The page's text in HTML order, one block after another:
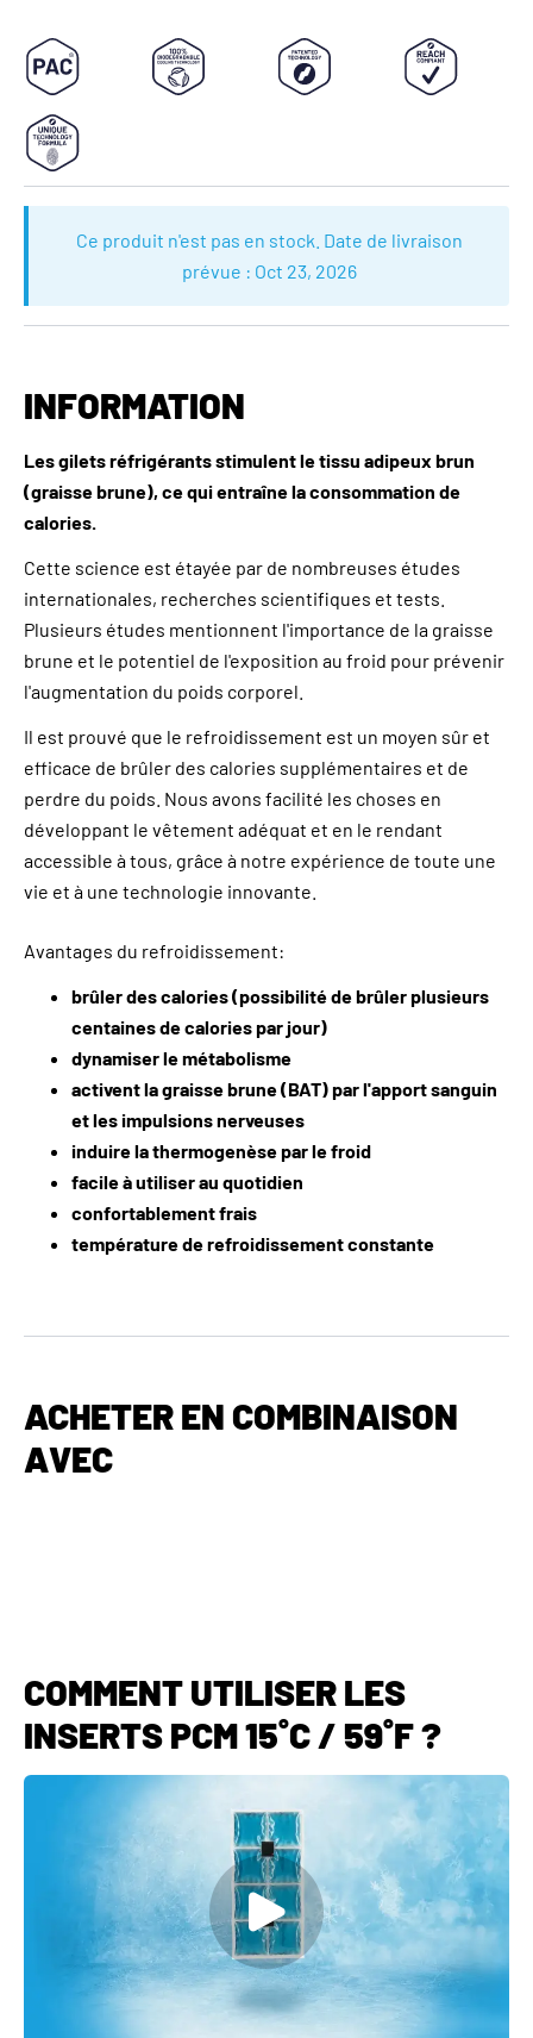
Ce produit n'est pas en stock. Date de livraison
prévue : Oct 23, 2026
INFORMATION
Les gilets réfrigérants stimulent le tissu adipeux brun
(graisse brune), ce qui entraîne la consommation de
calories.
Cette science est étayée par de nombreuses études
internationales, recherches scientifiques et tests.
Plusieurs études mentionnent l'importance de la graisse
brune et le potentiel de l'exposition au froid pour prévenir
l'augmentation du poids corporel.
Il est prouvé que le refroidissement est un moyen sûr et
efficace de brûler des calories supplémentaires et de
perdre du poids. Nous avons facilité les choses en
développant le vêtement adéquat et en le rendant
accessible à tous, grâce à notre expérience de toute une
vie et à une technologie innovante.
Avantages du refroidissement:
brûler des calories (possibilité de brûler plusieurs
centaines de calories par jour)
dynamiser le métabolisme
activent la graisse brune (BAT) par l'apport sanguin
et les impulsions nerveuses
induire la thermogenèse par le froid
facile à utiliser au quotidien
confortablement frais
température de refroidissement constante
ACHETER EN COMBINAISON
AVEC
COMMENT UTILISER LES
INSERTS PCM 15˚C / 59˚F ?